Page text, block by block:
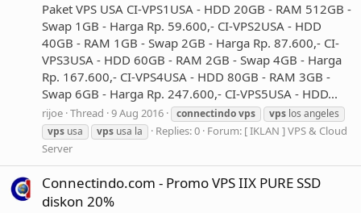
Paket VPS USA CI-VPS1USA - HDD 20GB - RAM 512GB -
Swap 1GB - Harga Rp. 59.600,- CI-VPS2USA - HDD
40GB - RAM 1GB - Swap 2GB - Harga Rp. 87.600,- CI-
VPS3USA - HDD 60GB - RAM 2GB - Swap 4GB - Harga
Rp. 167.600,- CI-VPS4USA - HDD 80GB - RAM 3GB -
Swap 6GB - Harga Rp. 247.600,- CI-VPS5USA - HDD...
rijoe Thread 9 Aug 2016 connectindovps vps los angeles
vps usa vps usa la Replies: 0 Forum: [ IKLAN ] VPS & Cloud
Server
Connectindo.com - Promo VPS IIX PURE SSD
diskon 20%